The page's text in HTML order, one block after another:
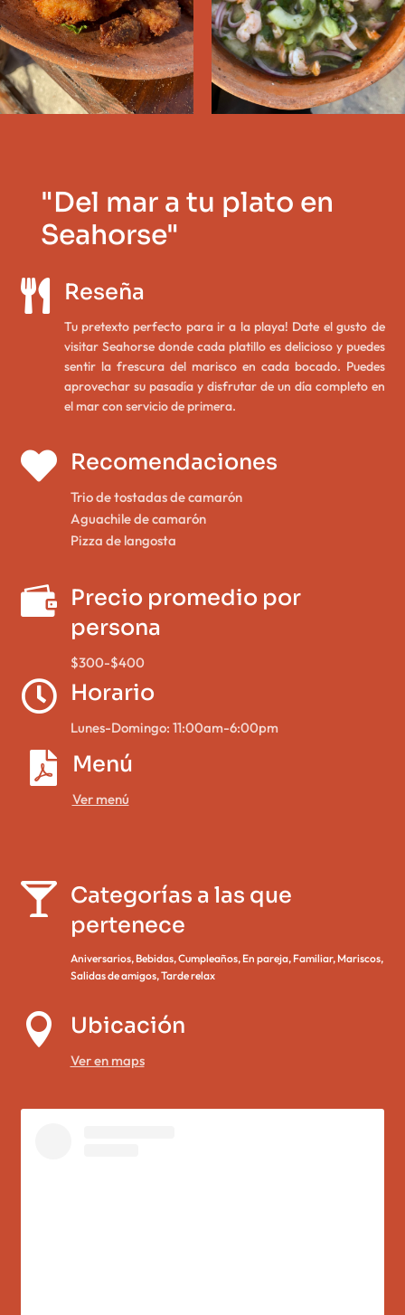
"Del mar a tu plato en
Seahorse"
 Reseña
Tu pretexto perfecto para ir a la playa! Date el gusto de
visitar Seahorse donde cada platillo es delicioso y puedes
sentir la frescura del marisco en cada bocado. Puedes
aprovechar su pasadía y disfrutar de un día completo en
el mar con servicio de primera.
 Recomendaciones
Trio de tostadas de camarón
Aguachile de camarón
Pizza de langosta
 Precio promedio por
persona
$300-$400
 Horario
Lunes-Domingo: 11:00am-6:00pm
 Menú
Ver menú
 Categorías a las que
pertenece
Aniversarios, Bebidas,Cumpleaños, En pareja, Familiar, Mariscos,
Salidas de amigos,Tarde relax
 Ubicación
Ver en maps